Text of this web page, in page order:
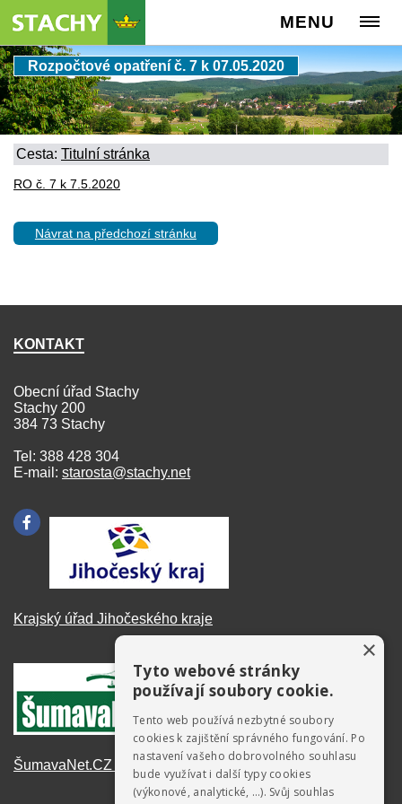
MENU
Rozpočtové opatření č. 7 k 07.05.2020
Cesta: Titulní stránka
RO č. 7 k 7.5.2020
Návrat na předchozí stránku
KONTAKT
Obecní úřad Stachy
Stachy 200
384 73 Stachy
Tel: 388 428 304
E-mail: starosta@stachy.net
Krajský úřad Jihočeského kraje
ŠumavaNet.CZ - informace o regionu
×
Tyto webové stránky
používají soubory cookie.
Tento web používá nezbytné soubory
cookies k zajištění správného fungování. Po
nastavení vašeho dobrovolného souhlasu
bude využívat i další typy cookies
(výkonové, analytické, …). Svůj souhlas